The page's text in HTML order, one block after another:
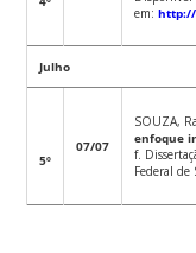
em:http://
Julho
5º
07/07
SOUZA,
enfoque
f.
Federal